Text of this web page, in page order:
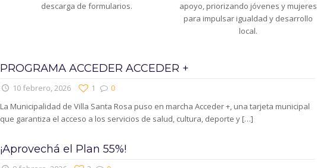
descarga de formularios.
apoyo, priorizando jóvenes y mujeres
para impulsar igualdad y desarrollo
local.
PROGRAMA ACCEDER ACCEDER +
10 febrero, 2026 0
1
La Municipalidad de Villa Santa Rosa puso en marcha Acceder +, una tarjeta municipal
que garantiza el acceso a los servicios de salud, cultura, deporte y[…]
¡Aprovechá el Plan 55%!